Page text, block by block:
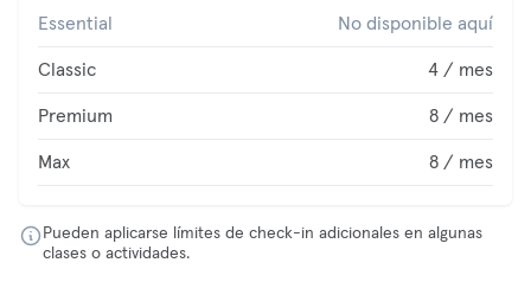
Essential No disponible aquí
Classic 4 / mes
Premium 8 / mes
Max 8 / mes
Pueden aplicarse límites de check-in adicionales en algunas
clases o actividades.